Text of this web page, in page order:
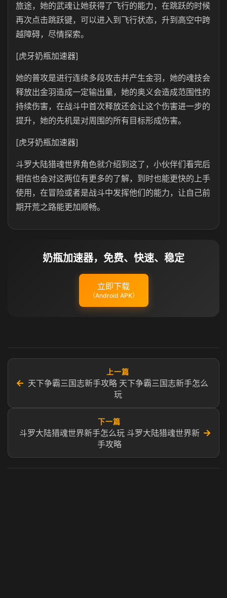
旅途，她的武魂让她获得了飞行的能力，在跳跃的时候
再次点击跳跃键，可以进入到飞行状态，升到高空中跨
越障碍，尽情探索。
[虎牙奶瓶加速器]
她的普攻是进行连续多段攻击并产生金羽，她的魂技会
释放出金羽造成一定输出量，她的奥义会造成范围性的
持续伤害，在战斗中首次释放还会让这个伤害进一步的
提升，她的先机是对周围的所有目标形成伤害。
[虎牙奶瓶加速器]
斗罗大陆猎魂世界角色就介绍到这了，小伙伴们看完后
相信也会对这两位有更多的了解，到时也能更快的上手
使用，在冒险或者是战斗中发挥他们的能力，让自己前
期开荒之路能更加顺畅。
奶瓶加速器，免费、快速、稳定
立即下载
（Android APK）
←
上一篇
天下争霸三国志新手攻略 天下争霸三国志新手怎么
玩
下一篇
斗罗大陆猎魂世界新手怎么玩 斗罗大陆猎魂世界新
手攻略
→